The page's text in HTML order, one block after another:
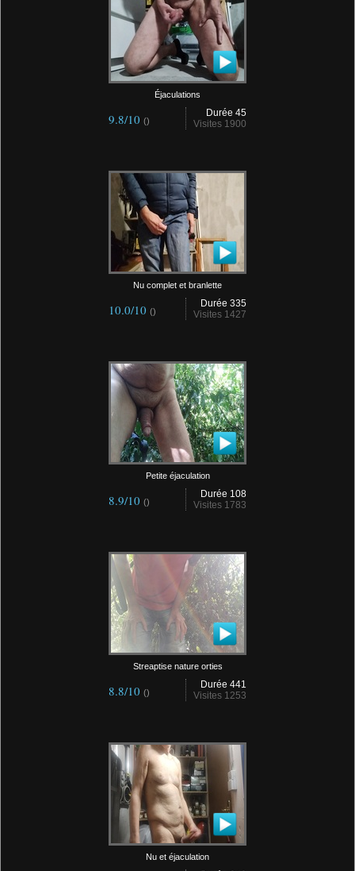
Éjaculations
Durée 45
Visites 1900
9.8/10 ()
Nu complet et branlette
Durée 335
Visites 1427
10.0/10 ()
Petite éjaculation
Durée 108
Visites 1783
8.9/10 ()
Streaptise nature orties
Durée 441
Visites 1253
8.8/10 ()
Nu et éjaculation